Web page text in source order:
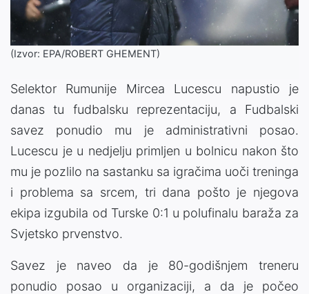
(Izvor: EPA/ROBERT GHEMENT)
Selektor Rumunije Mircea Lucescu napustio je
danas tu fudbalsku reprezentaciju, a Fudbalski
savez ponudio mu je administrativni posao.
Lucescu je u nedjelju primljen u bolnicu nakon što
mu je pozlilo na sastanku sa igračima uoči treninga
i problema sa srcem, tri dana pošto je njegova
ekipa izgubila od Turske 0:1 u polufinalu baraža za
Svjetsko prvenstvo.
Savez je naveo da je 80-godišnjem treneru
ponudio posao u organizaciji, a da je počeo